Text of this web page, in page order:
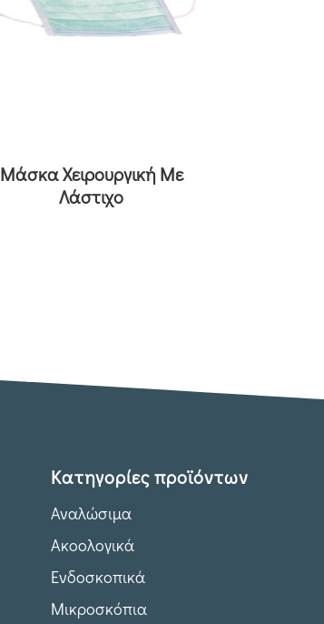
Μάσκα Χειρουργική Με
Λάστιχο
Κατηγορίες προϊόντων
Αναλώσιμα
Ακοολογικά
Ενδοσκοπικά
Μικροσκόπια